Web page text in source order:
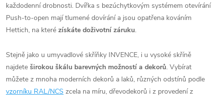
každodenní drobnosti. Dvířka s bezúchytkovým systémem otevírání
Push-to-open mají tlumené dovírání a jsou opatřena kováním
Hettich, na které získáte doživotní záruku.
Stejně jako u umyvadlové skříňky INVENCE, i u vysoké skříně
najdete širokou škálu barevných možností a dekorů. Vybírat
můžete z mnoha moderních dekorů a laků, různých odstínů podle
vzorníku RAL/NCS zcela na míru, dřevodekorů i z provedení z